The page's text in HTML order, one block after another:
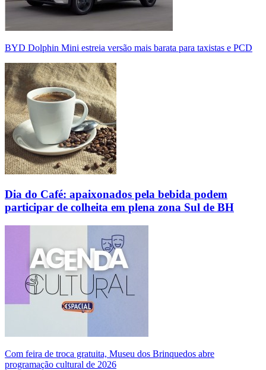
BYD Dolphin Mini estreia versão mais barata para taxistas e PCD
Dia do Café: apaixonados pela bebida podem
participar de colheita em plena zona Sul de BH
Com feira de troca gratuita, Museu dos Brinquedos abre
programação cultural de 2026